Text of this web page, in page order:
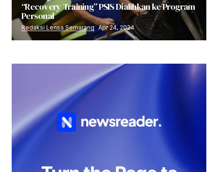
“Recovery Training” PSIS Dialihkan ke Program
Personal
Redaksi Lensa Semarang Apr 24, 2024